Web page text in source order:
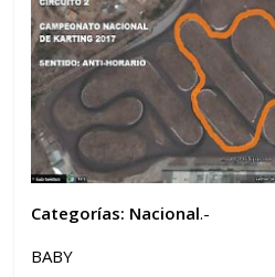
Categorías: Nacional.-
BABY